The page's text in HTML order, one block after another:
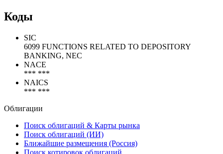
Коды
SIC
6099 FUNCTIONS RELATED TO DEPOSITORY
BANKING, NEC
NACE
*** ***
NAICS
*** ***
Облигации
Поиск облигаций & Карты рынка
Поиск облигаций (ИИ)
Ближайшие размещения (Россия)
Поиск котировок облигаций